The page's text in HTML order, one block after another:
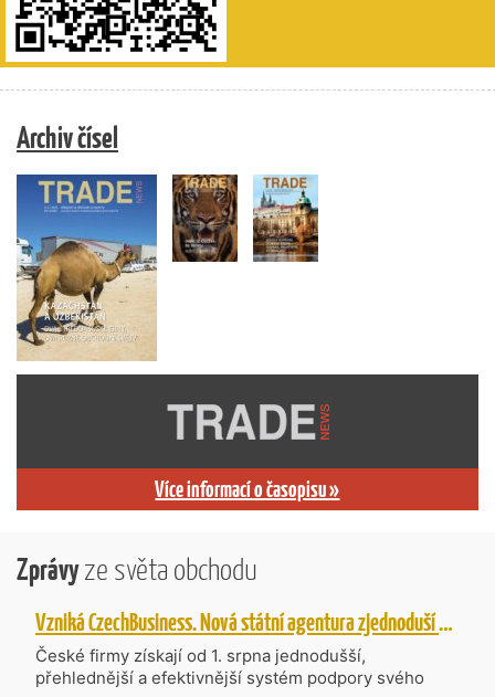
Archiv čísel
Více informací o časopisu »
Zprávyze světa obchodu
Vzniká CzechBusiness. Nová státní agentura zjednoduší podporu českých firem
České firmy získají od 1. srpna jednodušší,
přehlednější a efektivnější systém podpory svého